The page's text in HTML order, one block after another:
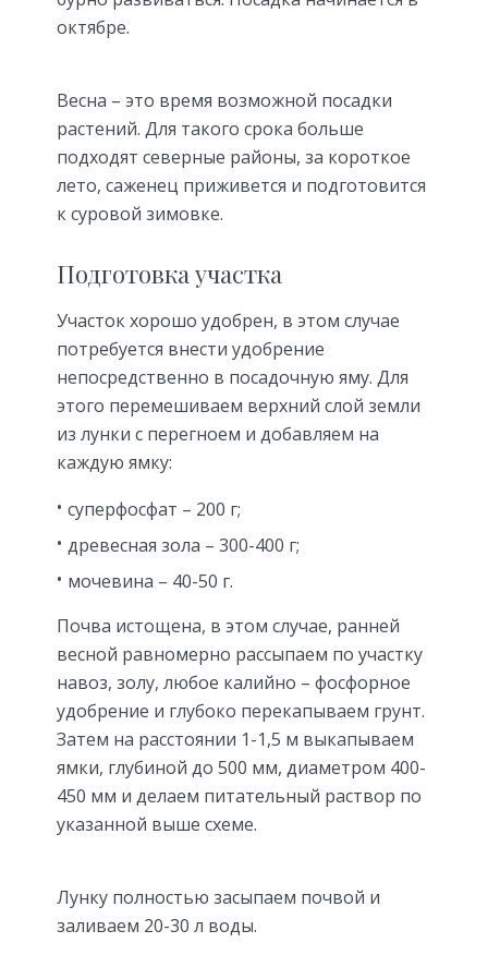
октябре.
Весна – это время возможной посадки
растений. Для такого срока больше
подходят северные районы, за короткое
лето, саженец приживется и подготовится
к суровой зимовке.
Подготовка участка
Участок хорошо удобрен, в этом случае
потребуется внести удобрение
непосредственно в посадочную яму. Для
этого перемешиваем верхний слой земли
из лунки с перегноем и добавляем на
каждую ямку:
суперфосфат – 200 г;
древесная зола – 300-400 г;
мочевина – 40-50 г.
Почва истощена, в этом случае, ранней
весной равномерно рассыпаем по участку
навоз, золу, любое калийно – фосфорное
удобрение и глубоко перекапываем грунт.
Затем на расстоянии 1-1,5 м выкапываем
ямки, глубиной до 500 мм, диаметром 400-
450 мм и делаем питательный раствор по
указанной выше схеме.
Лунку полностью засыпаем почвой и
заливаем 20-30 л воды.